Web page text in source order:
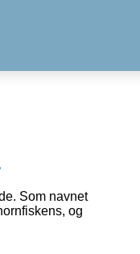
Som navnet
og